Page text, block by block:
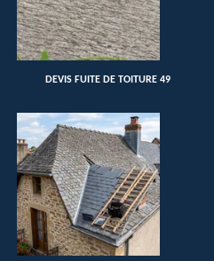
DEVIS FUITE DE TOITURE 49